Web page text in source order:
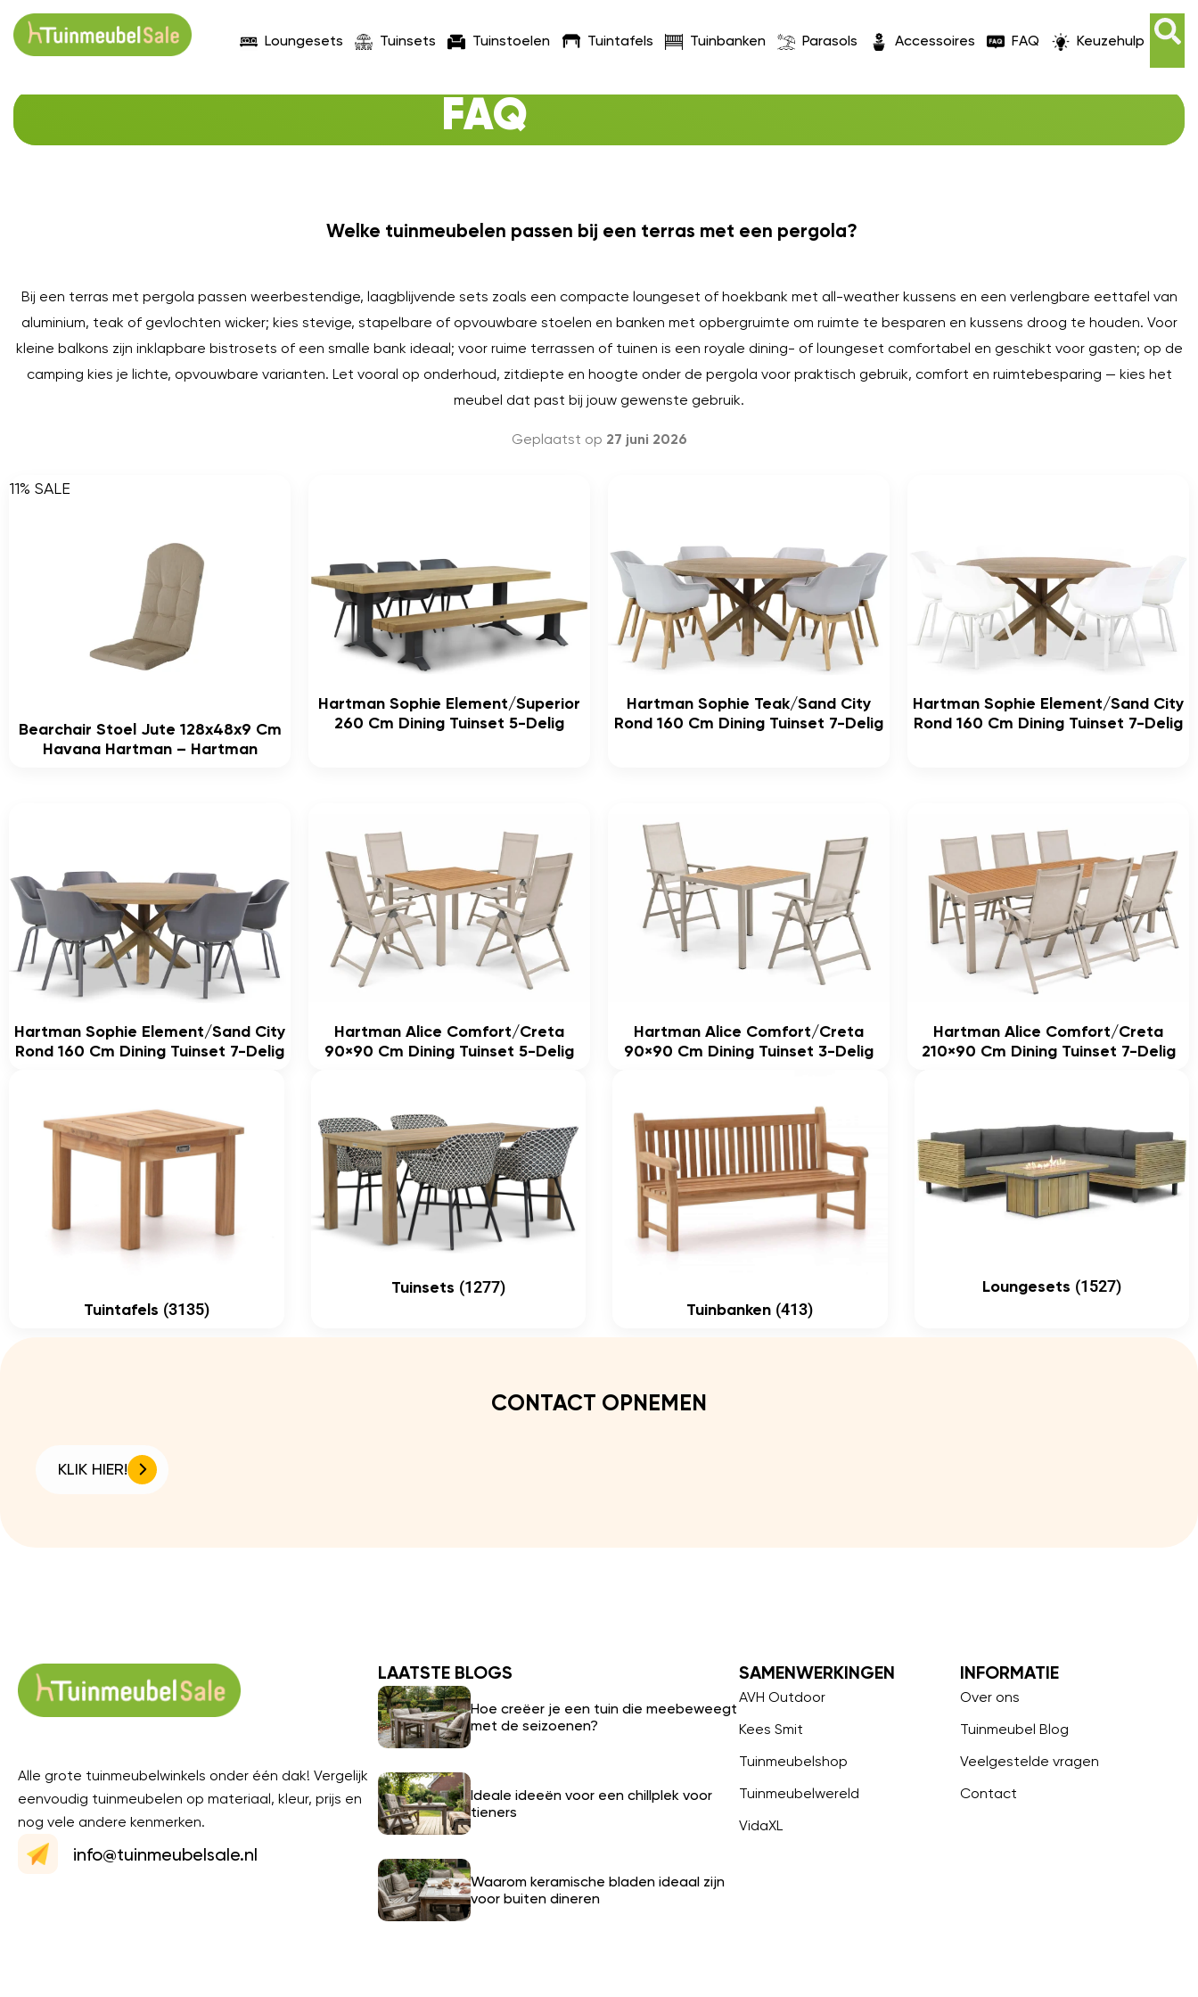
Loungesets Tuinsets Tuinstoelen Tuintafels Tuinbanken Parasols Accessoires FAQ Keuzehulp
FAQ
Welke tuinmeubelen passen bij een terras met een pergola?
Bij een terras met pergola passen weerbestendige, laagblijvende sets zoals een compacte loungeset of hoekbank met all-weather kussens en een verlengbare eettafel van
aluminium, teak of gevlochten wicker; kies stevige, stapelbare of opvouwbare stoelen en banken met opbergruimte om ruimte te besparen en kussens droog te houden. Voor
kleine balkons zijn inklapbare bistrosets of een smalle bank ideaal; voor ruime terrassen of tuinen is een royale dining- of loungeset comfortabel en geschikt voor gasten; op de
camping kies je lichte, opvouwbare varianten. Let vooral op onderhoud, zitdiepte en hoogte onder de pergola voor praktisch gebruik, comfort en ruimtebesparing — kies het
meubel dat past bij jouw gewenste gebruik.
Geplaatst op 27 juni 2026
11% SALE
Bearchair Stoel Jute 128x48x9 Cm
Havana Hartman – Hartman
Hartman Sophie Element/Superior
260 Cm Dining Tuinset 5-Delig
Hartman Sophie Teak/Sand City
Rond 160 Cm Dining Tuinset 7-Delig
Hartman Sophie Element/Sand City
Rond 160 Cm Dining Tuinset 7-Delig
Hartman Sophie Element/Sand City
Rond 160 Cm Dining Tuinset 7-Delig
Hartman Alice Comfort/Creta
90×90 Cm Dining Tuinset 5-Delig
Hartman Alice Comfort/Creta
90×90 Cm Dining Tuinset 3-Delig
Hartman Alice Comfort/Creta
210×90 Cm Dining Tuinset 7-Delig
Tuintafels (3135)
Tuinsets (1277)
Tuinbanken (413)
Loungesets (1527)
CONTACT OPNEMEN
KLIK HIER!
Alle grote tuinmeubelwinkels onder één dak! Vergelijk
eenvoudig tuinmeubelen op materiaal, kleur, prijs en
nog vele andere kenmerken.
info@tuinmeubelsale.nl
LAATSTE BLOGS
Hoe creëer je een tuin die meebeweegt
met de seizoenen?
Ideale ideeën voor een chillplek voor
tieners
Waarom keramische bladen ideaal zijn
voor buiten dineren
SAMENWERKINGEN
AVH Outdoor
Kees Smit
Tuinmeubelshop
Tuinmeubelwereld
VidaXL
INFORMATIE
Over ons
Tuinmeubel Blog
Veelgestelde vragen
Contact